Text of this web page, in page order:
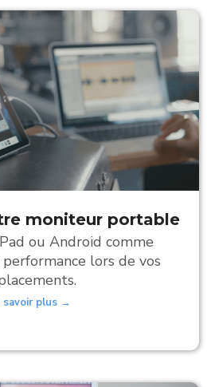
moniteur portable
ou Android comme
lors de vos
savoir plus →